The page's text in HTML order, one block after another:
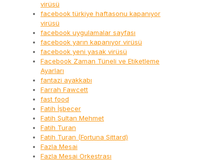
virüsü
facebook türkiye haftasonu kapanıyor
virüsü
facebook uygulamalar sayfası
facebook yarın kapanıyor virüsü
facebook yeni yasak virüsü
Facebook Zaman Tüneli ve Etiketleme
Ayarları
fantazi ayakkabı
Farrah Fawcett
fast food
Fatih İşbecer
Fatih Sultan Mehmet
Fatih Turan
Fatih Turan (Fortuna Sittard)
Fazla Mesai
Fazla Mesai Orkestrası